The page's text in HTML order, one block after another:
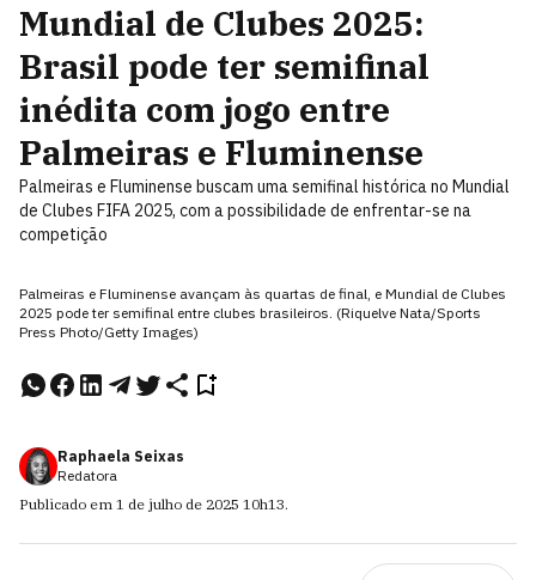
Mundial de Clubes 2025:
Brasil pode ter semifinal
inédita com jogo entre
Palmeiras e Fluminense
Palmeiras e Fluminense buscam uma semifinal histórica no Mundial
de Clubes FIFA 2025, com a possibilidade de enfrentar-se na
competição
Palmeiras e Fluminense avançam às quartas de final, e Mundial de Clubes
2025 pode ter semifinal entre clubes brasileiros. (Riquelve Nata/Sports
Press Photo/Getty Images)
Raphaela Seixas
Redatora
Publicado em 1 de julho de 2025 10h13.